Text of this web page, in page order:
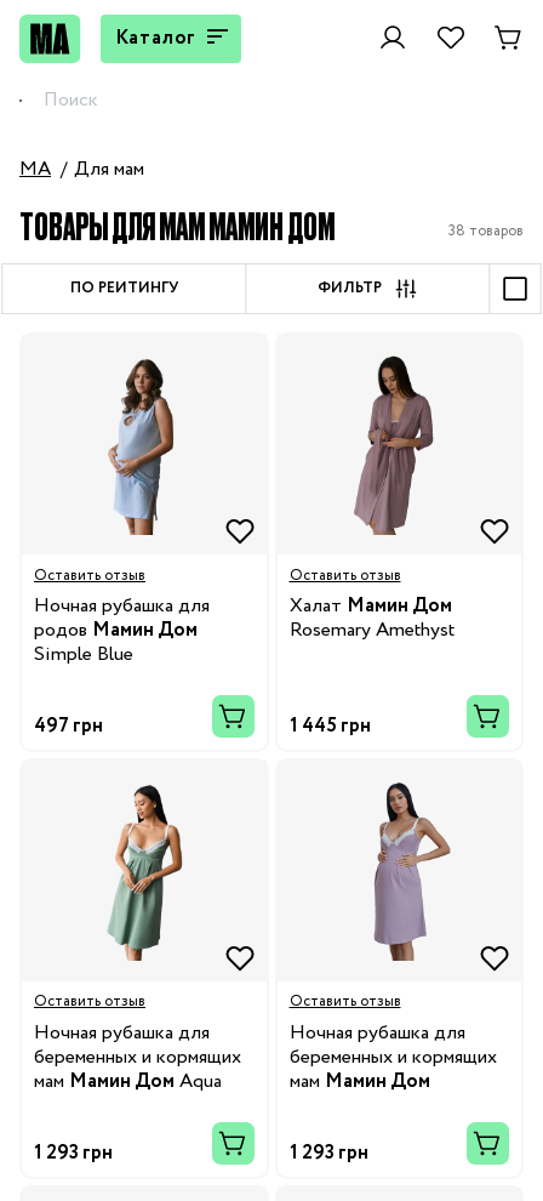
Каталог
MA Для мам
ТОВАРЫ ДЛЯ МАМ МАМИН ДОМ 38 товаров
ПО РЕЙТИНГУ ФИЛЬТР
Оставить отзыв
Ночная рубашка для
родов Мамин Дом
Simple Blue
497 грн
Оставить отзыв
Халат Мамин Дом
Rosemary Amethyst
1 445 грн
Оставить отзыв
Ночная рубашка для
беременных и кормящих
мам Мамин Дом Aqua
1 293 грн
Оставить отзыв
Ночная рубашка для
беременных и кормящих
мам Мамин Дом
1 293 грн